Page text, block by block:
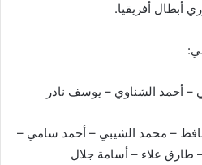
أبطال أفريقيا.
أحمد الشناوي – يوسف نادر
– محمد الشيبي – أحمد سامي –
علاء – أسامة جلال